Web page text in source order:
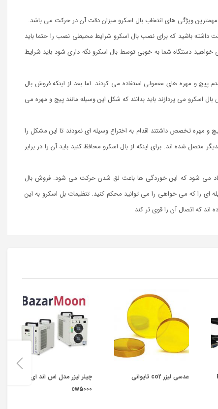
داشته باشید که برای نصب بال اسکرو شرایط محیطی نصب را حتما باید
دستگاه شما به خوبی توسط بال اسکرو نگه داری شود باید شرایط
پیچ و مهره های معمولی استفاده می کردند. اما بعد از اینکه فروش بال
اسکرو می پردازند باید بدانند که شکل این وسیله مانند پیچ و مهره می
و مهره تخصص داشتند اقدام به اختراع وسیله ای نمودند تا این مشکل را
متصل شده اند. برای اینکه از بال اسکرو محافظ کنید باید آن را در برابر
می شود که این خوردگی ها باعث لق شدن حرکت می شود. فروش بال
را که می خواهی را می توانید محکم کنید. تنظیمات بل اسکرو به این
که اتصال آن را قوی تر کند
عدسی لیزر co2 تایوانی
چیلر لیزر مدل اس اند ای
cw5000